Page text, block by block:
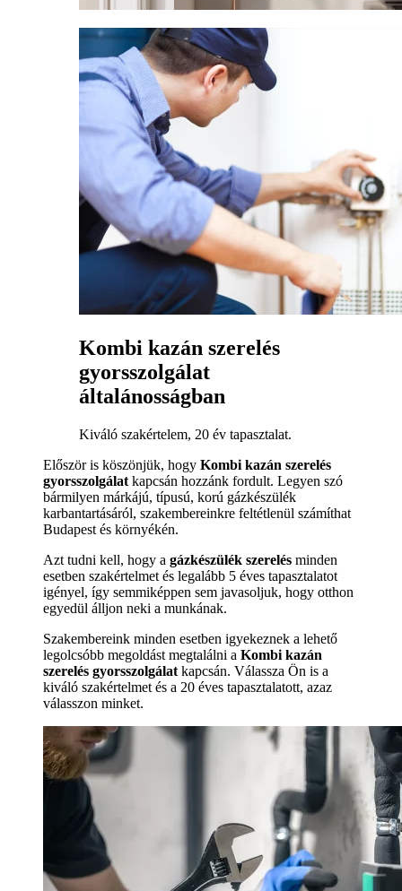
Kombi kazán szerelés
gyorsszolgálat
általánosságban
Kiváló szakértelem, 20 év tapasztalat.
Először is köszönjük, hogy Kombi kazán szerelés
gyorsszolgálat kapcsán hozzánk fordult. Legyen szó
bármilyen márkájú, típusú, korú gázkészülék
karbantartásáról, szakembereinkre feltétlenül számíthat
Budapest és környékén.
Azt tudni kell, hogy a gázkészülék szerelés minden
esetben szakértelmet és legalább 5 éves tapasztalatot
igényel, így semmiképpen sem javasoljuk, hogy otthon
egyedül álljon neki a munkának.
Szakembereink minden esetben igyekeznek a lehető
legolcsóbb megoldást megtalálni a Kombi kazán
szerelés gyorsszolgálat kapcsán. Válassza Ön is a
kiváló szakértelmet és a 20 éves tapasztalatott, azaz
válasszon minket.